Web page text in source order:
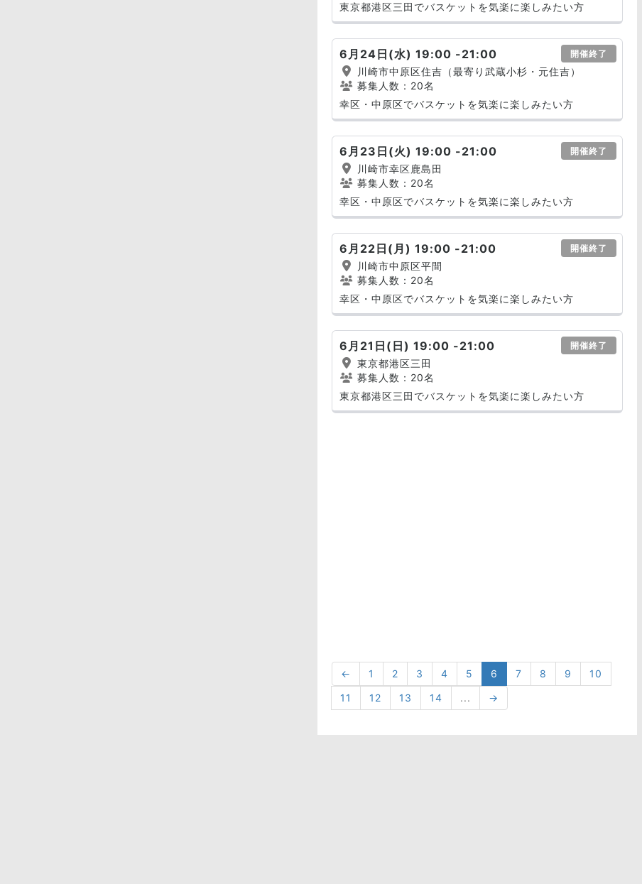
東京都港区三田でバスケットを気楽に楽しみたい方
6月24日(水) 19:00 -21:00 開催終了
川崎市中原区住吉（最寄り武蔵小杉・元住吉）
募集人数：20名
幸区・中原区でバスケットを気楽に楽しみたい方
6月23日(火) 19:00 -21:00 開催終了
川崎市幸区鹿島田
募集人数：20名
幸区・中原区でバスケットを気楽に楽しみたい方
6月22日(月) 19:00 -21:00 開催終了
川崎市中原区平間
募集人数：20名
幸区・中原区でバスケットを気楽に楽しみたい方
6月21日(日) 19:00 -21:00 開催終了
東京都港区三田
募集人数：20名
東京都港区三田でバスケットを気楽に楽しみたい方
← 1 2 3 4 5 6 7 8 9
10
11
12 13 14 ... →